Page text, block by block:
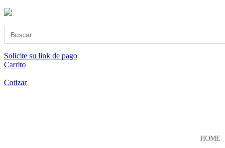
Buscar:
Solicite su link de pago
Carrito
Cotizar
HOME